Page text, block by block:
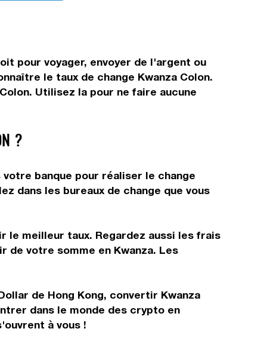
pour voyager, envoyer de l'argent ou
le taux de change Kwanza Colon.
Utilisez la pour ne faire aucune
?
votre banque pour réaliser le change
dans les bureaux de change que vous
le meilleur taux. Regardez aussi les frais
de votre somme en Kwanza. Les
de Hong Kong, convertir Kwanza
dans le monde des crypto en
à vous !